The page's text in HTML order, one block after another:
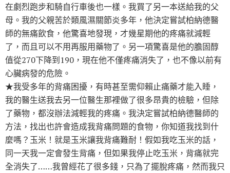
在劇烈跑步和騎自行車後也一樣。我買了另一本送給我的父
母。我的父親苦於類風濕關節炎多年，他決定嘗試柏納德醫
師的無痛飲食，他驚喜地發現，才幾星期他的疼痛就減輕
了，而且可以不用再服用藥物了。另一項驚喜是他的膽固醇
值從270下降到190，現在他不僅疼痛消失了，也不像以前有
心臟病發的危險。
★我受多年的背痛困擾，有時甚至需仰賴止痛藥才能入睡，
我的醫生送我去另一位醫生那裡做了很多昂貴的檢驗，但除
了藥物，都沒辦法減輕我的疼痛。我決定嘗試柏納德醫師的
方法，找出也許會造成我背痛問題的食物，你知道我找到什
麼嗎？玉米！就是玉米讓我背痛難耐！假如我吃玉米的話，
同一天我一定會發生背痛，但如果我停止吃玉米，背痛就完
全消失了……我曾經花了很多錢，只為了擺脫疼痛，然而我只